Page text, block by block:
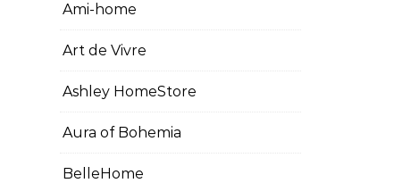
Ami-home
Art de Vivre
Ashley HomeStore
Aura of Bohemia
BelleHome